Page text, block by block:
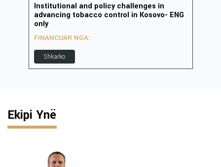
Institutional and policy challenges in
advancing tobacco control in Kosovo- ENG
only
FINANCUAR NGA:
Shkarko
Ekipi Ynë